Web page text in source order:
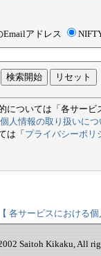
Emailアドレス
ついては「各サービ
人情報の取り扱いにつ
は「 プライバシーポリ
【 各サービスにおける
Saitoh Kikaku, All